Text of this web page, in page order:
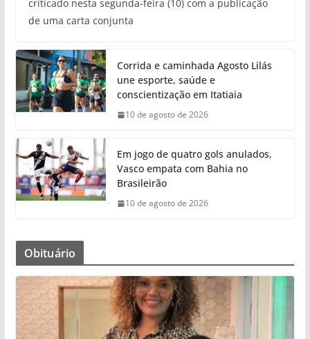
criticado nesta segunda-feira (10) com a publicação
de uma carta conjunta
Corrida e caminhada Agosto Lilás
une esporte, saúde e
conscientização em Itatiaia
10 de agosto de 2026
Em jogo de quatro gols anulados,
Vasco empata com Bahia no
Brasileirão
10 de agosto de 2026
Obituário